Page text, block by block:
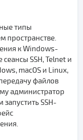
типы
пространстве.
к Windows-
SSH, Telnet и
macOS и Linux,
файлов
администратор
SSH-